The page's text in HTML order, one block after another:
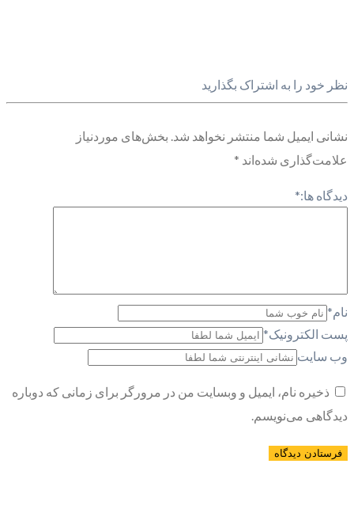
نظر خود را به اشتراک بگذارید
نشانی ایمیل شما منتشر نخواهد شد. بخش‌های موردنیاز
علامت‌گذاری شده‌اند *
دیدگاه ها:*
نام*
پست الکترونیک*
وب سایت
ذخیره نام، ایمیل و وبسایت من در مرورگر برای زمانی که دوباره
دیدگاهی می‌نویسم.